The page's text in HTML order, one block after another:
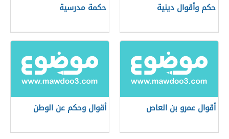
حكم وأقوال دينية حكمة مدرسية
أقوال عمرو بن العاص أقوال وحكم عن الوطن